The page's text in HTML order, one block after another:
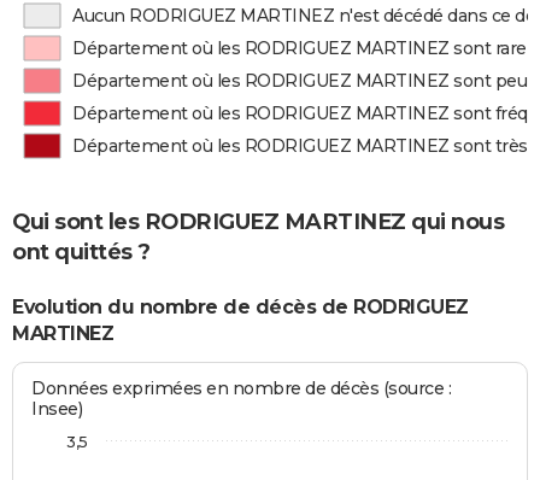
Aucun RODRIGUEZ MARTINEZ n'est décédé dans ce
Département où les RODRIGUEZ MARTINEZ sont
Département où les RODRIGUEZ MARTINEZ sont peu
Département où les RODRIGUEZ MARTINEZ sont
Département où les RODRIGUEZ MARTINEZ sont
Qui sont les RODRIGUEZ MARTINEZ qui nous
ont quittés ?
Evolution du nombre de décès de RODRIGUEZ
MARTINEZ
Données exprimées en nombre de décès (source :
Insee)
3,5